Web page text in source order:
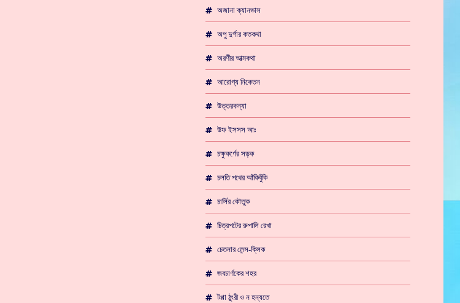
অজানা ক্যানভাস
অপু দুর্গার কতকথা
অরণীর আত্মকথা
আরোগ্য নিকেতন
উত্তরকন্যা
উফ ইসসস আঃ
চক্ষুকর্ণের সড়ক
চলতি পথের আঁকিবুঁকি
চার্লির কৌতুক
চিত্রপটের রুপালি রেখা
চেতনার লেন্স-ক্লিক
জবচার্ণকের শহর
টপ্পা ঠুংরী ও ন হন্যতে